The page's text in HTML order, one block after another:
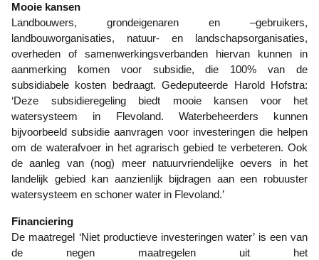
Mooie kansen
Landbouwers, grondeigenaren en –gebruikers,
landbouworganisaties, natuur- en landschapsorganisaties,
overheden of samenwerkingsverbanden hiervan kunnen in
aanmerking komen voor subsidie, die 100% van de
subsidiabele kosten bedraagt. Gedeputeerde Harold Hofstra:
‘Deze subsidieregeling biedt mooie kansen voor het
watersysteem in Flevoland. Waterbeheerders kunnen
bijvoorbeeld subsidie aanvragen voor investeringen die helpen
om de waterafvoer in het agrarisch gebied te verbeteren. Ook
de aanleg van (nog) meer natuurvriendelijke oevers in het
landelijk gebied kan aanzienlijk bijdragen aan een robuuster
watersysteem en schoner water in Flevoland.’
Financiering
De maatregel ‘Niet productieve investeringen water’ is een van
de negen maatregelen uit het